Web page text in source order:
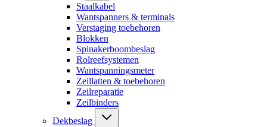
Staalkabel
Wantspanners & terminals
Verstaging toebehoren
Blokken
Spinakerboombeslag
Rolreefsystemen
Wantspanningsmeter
Zeillatten & toebehoren
Zeilreparatie
Zeilbinders
Dekbeslag